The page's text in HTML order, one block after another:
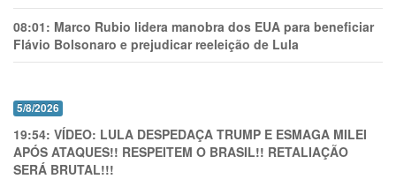
08:01: Marco Rubio lidera manobra dos EUA para beneficiar
Flávio Bolsonaro e prejudicar reeleição de Lula
5/8/2026
19:54: VÍDEO: LULA DESPEDAÇA TRUMP E ESMAGA MILEI
APÓS ATAQUES!! RESPEITEM O BRASIL!! RETALIAÇÃO
SERÁ BRUTAL!!!